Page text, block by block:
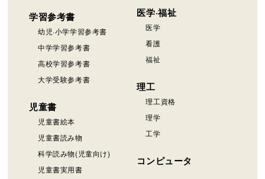
学習参考書
幼児·小学学習参考書
中学学習参考書
高校学習参考書
大学受験参考書
児童書
児童書絵本
児童書読み物
科学読み物(児童向け)
児童書実用書
医学·福祉
医学
看護
福祉
理工
理工資格
理学
工学
コンピュータ